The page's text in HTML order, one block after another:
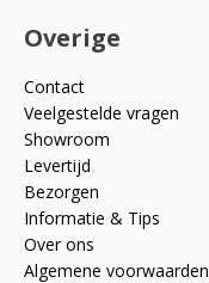
Overige
Contact
Veelgestelde vragen
Showroom
Levertijd
Bezorgen
Informatie & Tips
Over ons
Algemene voorwaarden